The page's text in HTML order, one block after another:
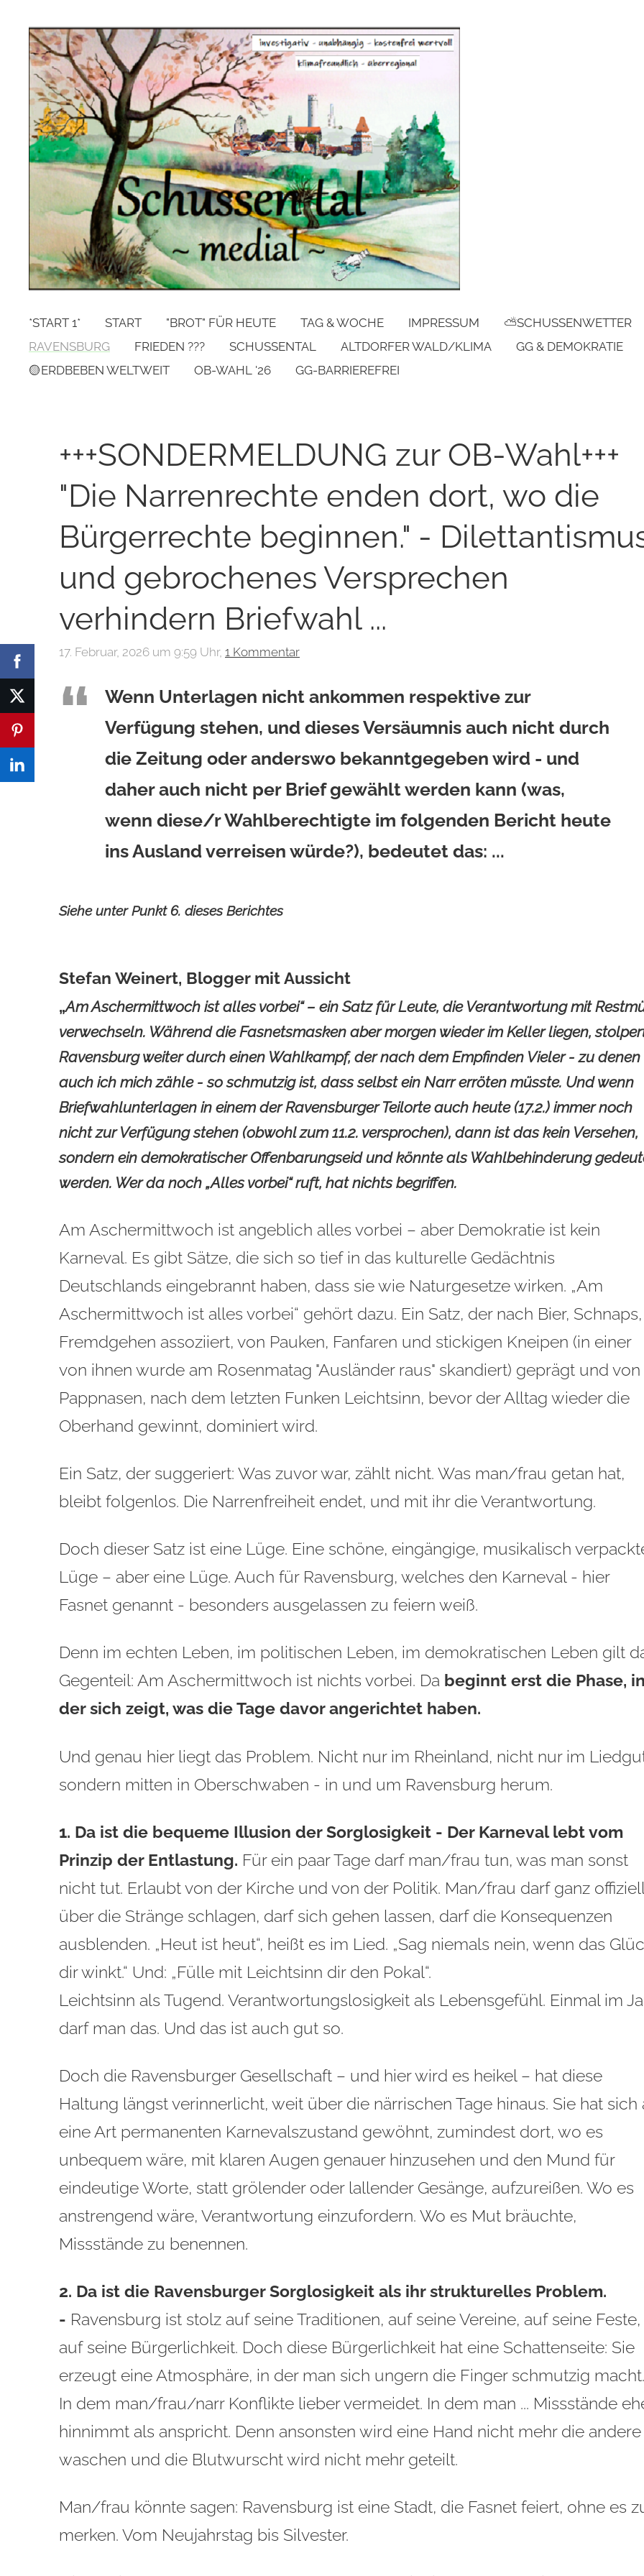
*START 1* START "BROT" FÜR HEUTE TAG & WOCHE IMPRESSUM
⛅SCHUSSENWETTER
RAVENSBURG
FRIEDEN ??? SCHUSSENTAL ALTDORFER WALD/KLIMA
GG & DEMOKRATIE
🟡ERDBEBEN WELTWEIT
OB-WAHL '26 GG-BARRIEREFREI
+++SONDERMELDUNG zur OB-Wahl+++
"Die Narrenrechte enden dort, wo die
Bürgerrechte beginnen." -
und gebrochenes Versprechen
verhindern Briefwahl ...
17. Februar, 2026 um 9:59 Uhr, 1 Kommentar
Wenn Unterlagen nicht ankommen respektive zur
Verfügung stehen, und dieses Versäumnis auch nicht durch
die Zeitung oder anderswo bekanntgegeben wird - und
daher auch nicht per Brief gewählt werden kann (was,
wenn diese/r Wahlberechtigte im folgenden Bericht heute
ins Ausland verreisen würde?), bedeutet das: ...
Siehe unter Punkt 6. dieses Berichtes
Stefan Weinert, Blogger mit Aussicht
„Am Aschermittwoch ist alles vorbei“ – ein Satz für Leute, die Verantwortung mit
verwechseln. Während die Fasnetsmasken aber morgen wieder im Keller liegen,
Ravensburg weiter durch einen Wahlkampf, der nach dem Empfinden Vieler - zu denen
auch ich mich zähle - so schmutzig ist, dass selbst ein Narr erröten müsste. Und wenn
Briefwahlunterlagen in einem der Ravensburger Teilorte auch heute (17.2.) immer noch
nicht zur Verfügung stehen (obwohl zum 11.2. versprochen), dann ist das kein Versehen,
sondern ein demokratischer Offenbarungseid und könnte als Wahlbehinderung
werden. Wer da noch „Alles vorbei“ ruft, hat nichts begriffen.
Am Aschermittwoch ist angeblich alles vorbei – aber Demokratie ist kein
Karneval. Es gibt Sätze, die sich so tief in das kulturelle Gedächtnis
Deutschlands eingebrannt haben, dass sie wie Naturgesetze wirken. „Am
Aschermittwoch ist alles vorbei“ gehört dazu. Ein Satz, der nach Bier, Schnaps,
Fremdgehen assoziiert, von Pauken, Fanfaren und stickigen Kneipen (in einer
von ihnen wurde am Rosenmatag "Ausländer raus" skandiert) geprägt und von
Pappnasen, nach dem letzten Funken Leichtsinn, bevor der Alltag wieder die
Oberhand gewinnt, dominiert wird.
Ein Satz, der suggeriert: Was zuvor war, zählt nicht. Was man/frau getan hat,
bleibt folgenlos. Die Narrenfreiheit endet, und mit ihr die Verantwortung.
Doch dieser Satz ist eine Lüge. Eine schöne, eingängige, musikalisch
Lüge – aber eine Lüge. Auch für Ravensburg, welches den Karneval - hier
Fasnet genannt - besonders ausgelassen zu feiern weiß.
Denn im echten Leben, im politischen Leben, im demokratischen Leben gilt
Gegenteil: Am Aschermittwoch ist nichts vorbei. Da beginnt erst die Phase,
der sich zeigt, was die Tage davor angerichtet haben.
Und genau hier liegt das Problem. Nicht nur im Rheinland, nicht nur im
sondern mitten in Oberschwaben - in und um Ravensburg herum.
1. Da ist die bequeme Illusion der Sorglosigkeit - Der Karneval lebt vom
Prinzip der Entlastung. Für ein paar Tage darf man/frau tun, was man sonst
nicht tut. Erlaubt von der Kirche und von der Politik. Man/frau darf ganz offiziell
über die Stränge schlagen, darf sich gehen lassen, darf die Konsequenzen
ausblenden. „Heut ist heut“, heißt es im Lied. „Sag niemals nein, wenn das
dir winkt.“ Und: „Fülle mit Leichtsinn dir den Pokal“.
Leichtsinn als Tugend. Verantwortungslosigkeit als Lebensgefühl. Einmal im
darf man das. Und das ist auch gut so.
Doch die Ravensburger Gesellschaft – und hier wird es heikel – hat diese
Haltung längst verinnerlicht, weit über die närrischen Tage hinaus. Sie hat sich
eine Art permanenten Karnevalszustand gewöhnt, zumindest dort, wo es
unbequem wäre, mit klaren Augen genauer hinzusehen und den Mund für
eindeutige Worte, statt grölender oder lallender Gesänge, aufzureißen. Wo es
anstrengend wäre, Verantwortung einzufordern. Wo es Mut bräuchte,
Missstände zu benennen.
2. Da ist die Ravensburger Sorglosigkeit als ihr strukturelles Problem.
- Ravensburg ist stolz auf seine Traditionen, auf seine Vereine, auf seine Feste,
auf seine Bürgerlichkeit. Doch diese Bürgerlichkeit hat eine Schattenseite: Sie
erzeugt eine Atmosphäre, in der man sich ungern die Finger schmutzig macht.
In dem man/frau/narr Konflikte lieber vermeidet. In dem man ... Missstände
hinnimmt als anspricht. Denn ansonsten wird eine Hand nicht mehr die andere
waschen und die Blutwurscht wird nicht mehr geteilt.
Man/frau könnte sagen: Ravensburg ist eine Stadt, die Fasnet feiert, ohne es
merken. Vom Neujahrstag bis Silvester.